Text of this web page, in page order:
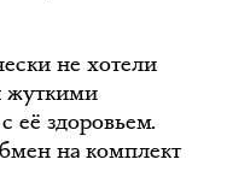
не хотели
жуткими
её здоровьем.
на комплект